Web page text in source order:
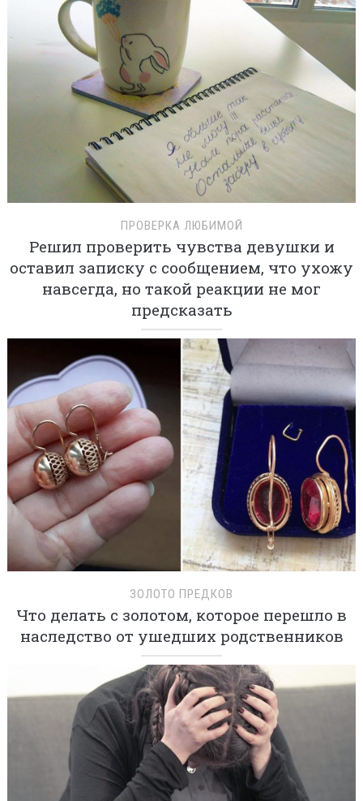
ПРОВЕРКА ЛЮБИМОЙ
Решил проверить чувства девушки и
оставил записку с сообщением, что ухожу
навсегда, но такой реакции не мог
предсказать
ЗОЛОТО ПРЕДКОВ
Что делать с золотом, которое перешло в
наследство от ушедших родственников